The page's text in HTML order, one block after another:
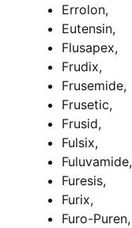
Errolon,
Eutensin,
Flusapex,
Frudix,
Frusemide,
Frusetic,
Frusid,
Fulsix,
Fuluvamide,
Furesis,
Furix,
Furo-Puren,